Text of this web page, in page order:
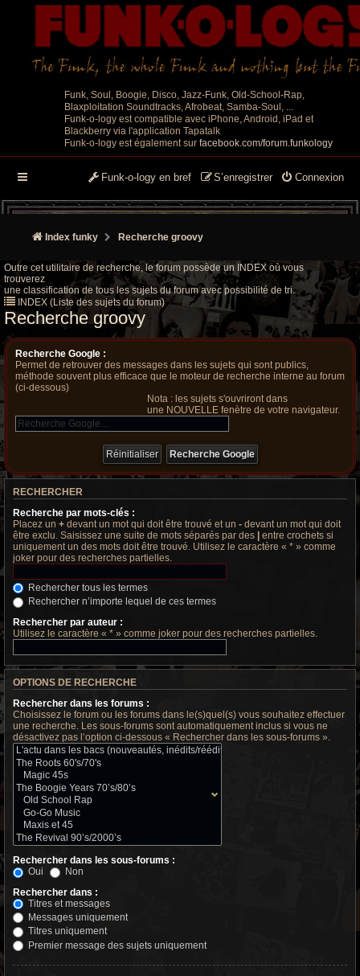
Funk, Soul, Boogie, Disco, Jazz-Funk, Old-School-Rap,
Blaxploitation Soundtracks, Afrobeat, Samba-Soul, ...
Funk-o-logy est compatible avec iPhone, Android, iPad et
Blackberry via l'application Tapatalk
Funk-o-logy est également sur facebook.com/forum.funkology
Connexion
S’enregistrer
Funk-o-logy en bref
Index funky Recherche groovy
Outre cet utilitaire de recherche, le forum possède un INDEX où vous
trouverez
une classification de tous les sujets du forum avec possibilité de tri.
INDEX (Liste des sujets du forum)
Recherche groovy
Recherche Google :
Permet de retrouver des messages dans les sujets qui sont publics,
méthode souvent plus efficace que le moteur de recherche interne au forum
(ci-dessous)
Nota : les sujets s'ouvriront dans
une NOUVELLE fenètre de votre navigateur.
RECHERCHER
Recherche par mots-clés :
Placez un + devant un mot qui doit être trouvé et un - devant un mot qui doit
être exclu. Saisissez une suite de mots séparés par des
entre crochets si
uniquement un des mots doit être trouvé. Utilisez le caractère « * » comme
joker pour des recherches partielles.
Rechercher tous les termes
Rechercher n’importe lequel de ces termes
Rechercher par auteur :
Utilisez le caractère « * » comme joker pour des recherches partielles.
OPTIONS DE RECHERCHE
Rechercher dans les forums :
Choisissez le forum ou les forums dans le(s)quel(s) vous souhaitez effectuer
une recherche. Les sous-forums sont automatiquement inclus si vous ne
désactivez pas l’option ci-dessous « Rechercher dans les sous-forums ».
Rechercher dans les sous-forums :
Oui
Non
Rechercher dans :
Titres et messages
Messages uniquement
Titres uniquement
Premier message des sujets uniquement